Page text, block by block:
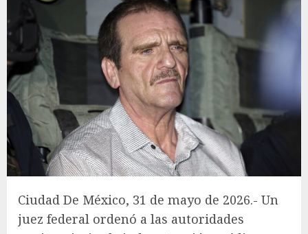
Ciudad De México, 31 de mayo de 2026.- Un
juez federal ordenó a las autoridades